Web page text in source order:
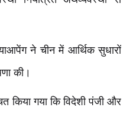
ने चीन में आर्थिक सुधारों
की।
किया गया कि विदेशी पंजी और